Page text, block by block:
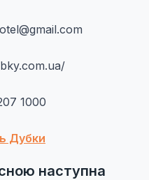
1000
Дубки
наступна